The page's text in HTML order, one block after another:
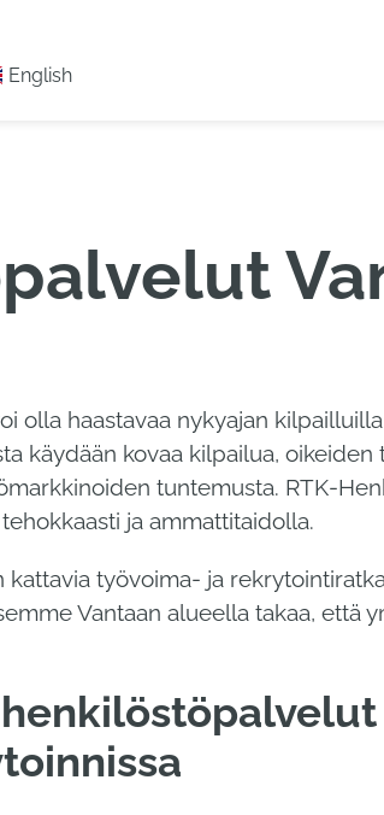
English
olla haastavaa nykyajan
käydään kovaa kilpailua,
tuntemusta. RTK-
ja ammattitaidolla.
työvoima- ja
Vantaan alueella takaa, että